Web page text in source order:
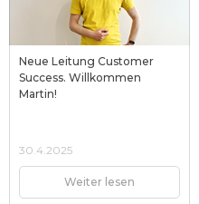
Neue Leitung Customer
Success. Willkommen
Martin!
30.4.2025
Weiter lesen